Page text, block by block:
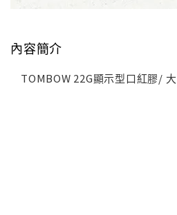
內容簡介
TOMBOW 22G顯示型口紅膠/ 大